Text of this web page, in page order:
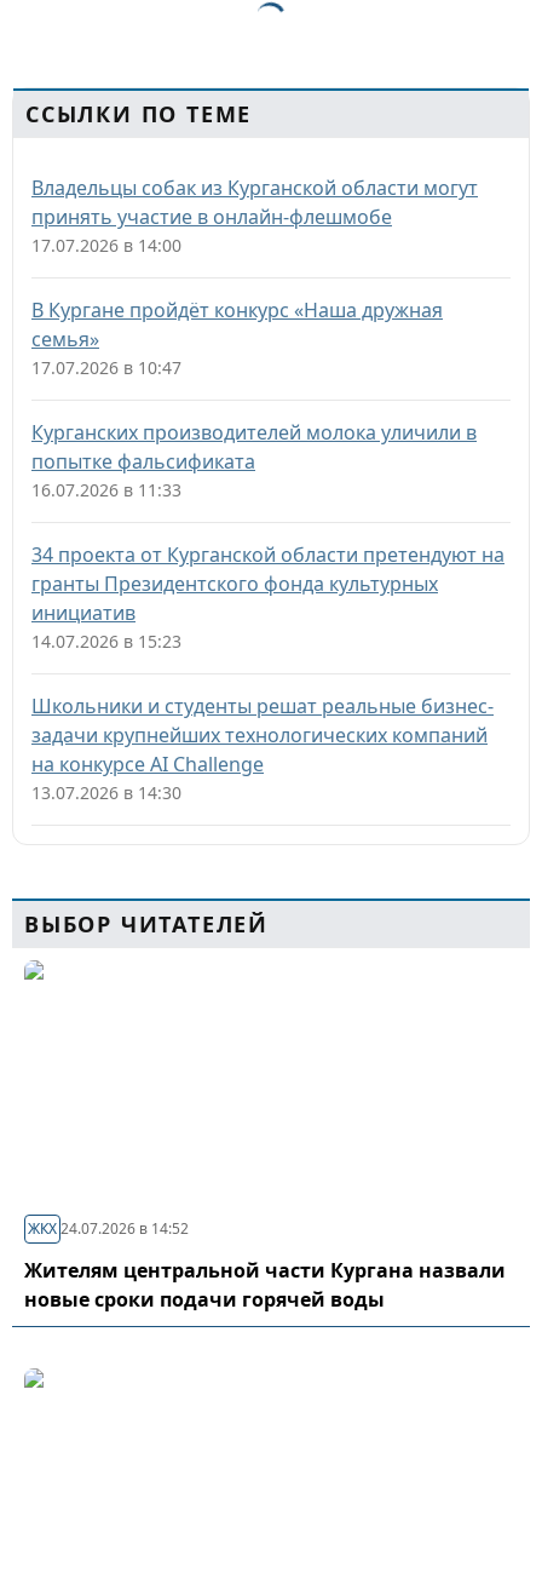
ССЫЛКИ ПО ТЕМЕ
Владельцы собак из Курганской области могут
принять участие в онлайн-флешмобе
17.07.2026 в 14:00
В Кургане пройдёт конкурс «Наша дружная
семья»
17.07.2026 в 10:47
Курганских производителей молока уличили в
попытке фальсификата
16.07.2026 в 11:33
34 проекта от Курганской области претендуют на
гранты Президентского фонда культурных
инициатив
14.07.2026 в 15:23
Школьники и студенты решат реальные бизнес-
задачи крупнейших технологических компаний
на конкурсе AI Challenge
13.07.2026 в 14:30
ВЫБОР ЧИТАТЕЛЕЙ
ЖКХ24.07.2026 в 14:52
Жителям центральной части Кургана назвали
новые сроки подачи горячей воды